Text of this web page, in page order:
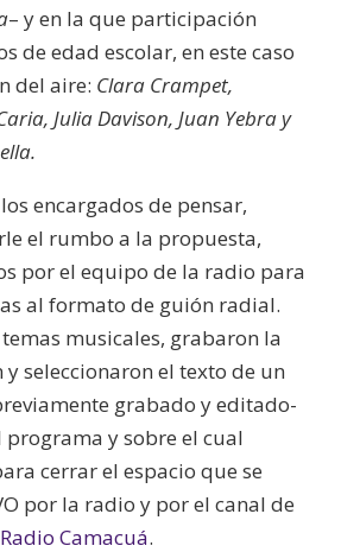
– y en la que participación
de edad escolar, en este caso
del aire: Clara Crampet,
Julia Davison, Juan Yebra y
encargados de pensar,
el rumbo a la propuesta,
por el equipo de la radio para
al formato de guión radial.
musicales, grabaron la
y seleccionaron el texto de un
grabado y editado-
y sobre el cual
cerrar el espacio que se
por la radio y por el canal de
Camacuá.